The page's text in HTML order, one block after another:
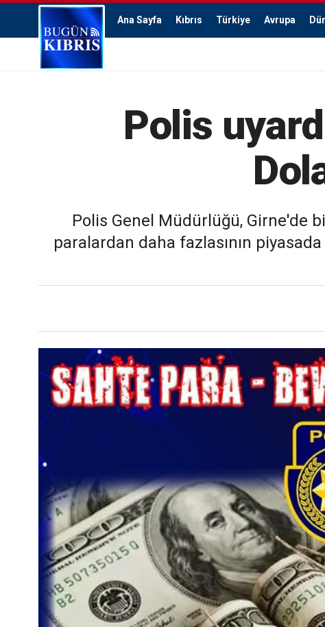
Ana Sayfa Kıbrıs Türkiye Avrupa
Polis
Polis Genel Müdürlüğü, Girne'de
paralardan daha fazlasının